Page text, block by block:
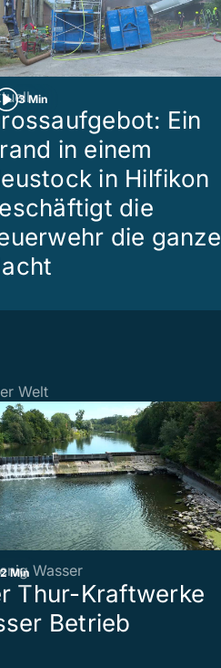
3 Min
Ein
in einem
in Hilfikon
die
die ganze
Welt
2 MinWasser
Thur-Kraftwerke
Betrieb